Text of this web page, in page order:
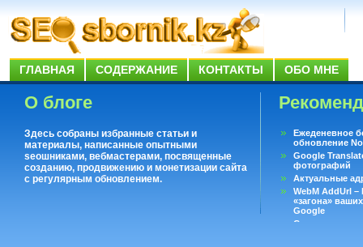
ГЛАВНАЯ СОДЕРЖАНИЕ КОНТАКТЫ ОБО МНЕ
О блоге
Здесь собраны избранные статьи и
материалы, написанные опытными
seoшниками, вебмастерами, посвященные
созданию, продвижению и монетизации сайта
с регулярным обновлением.
Ежеденевное
обновление
Google
фотографий
Актуальные
WebM AddUrl
«загона»
Google
Существует